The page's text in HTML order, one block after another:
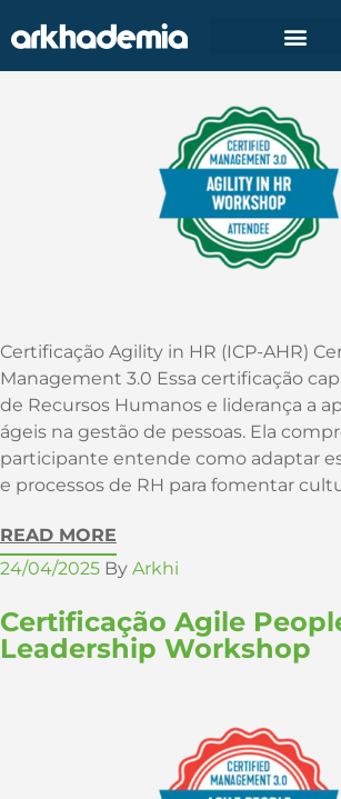
by Management 3.0
Certificação Agility in HR (ICP-AHR)
Management 3.0 Essa certificação
de Recursos Humanos e liderança a
ágeis na gestão de pessoas. Ela
participante entende como adaptar
e processos de RH para fomentar
READ MORE
24/04/2025 By Arkhi
Certificação Agile
Leadership Workshop